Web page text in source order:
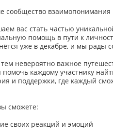
сообщество взаимопонимания
вас стать частью
помощь в пути к
уже в декабре, и мы рады
тем невероятно важное
помочь каждому участнику
и поддержки, где каждый
сможете:
своих реакций и эмоций